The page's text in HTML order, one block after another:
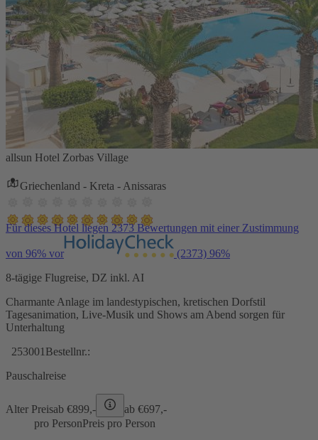
allsun Hotel Zorbas Village
Griechenland - Kreta - Anissaras
Für dieses Hotel liegen 2373 Bewertungen mit einer Zustimmung
von 96% vor (2373) 96%
8-tägige Flugreise, DZ inkl. AI
Charmante Anlage im landestypischen, kretischen Dorfstil
Tagesanimation, Live-Musik und Shows am Abend sorgen für
Unterhaltung
253001 Bestellnr.:
Pauschalreise
Alter Preisab €899,- ab €697,-
pro PersonPreis pro Person